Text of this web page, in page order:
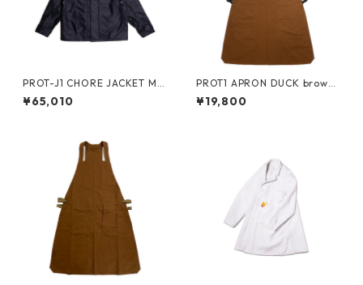
PROT-J1 CHORE JACKET MO
LESKIN -navy-
¥65,010
PROT1 APRON DUCK brown/
brown/ black
¥19,800